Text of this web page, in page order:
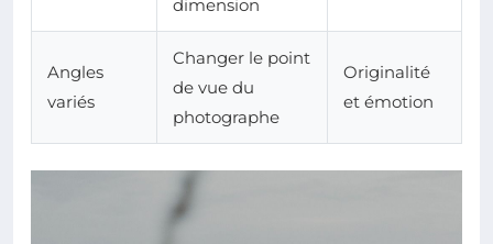
dimension
Angles
variés
Changer le point
de vue du
photographe
Originalité
et émotion